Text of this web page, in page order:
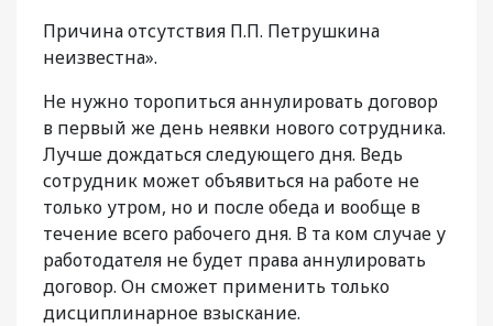
Причина отсутствия П.П. Петрушкина
неизвестна».
Не нужно торопиться аннулировать до­говор
в первый же день неявки нового со­трудника.
Лучше дождаться следующего дня. Ведь
сотрудник может объявиться на работе не
только утром, но и после обеда и вообще в
течение всего рабочего дня. В та ком случае у
работодателя не будет права аннулировать
договор. Он сможет приме­нить только
дисциплинарное взыскание.